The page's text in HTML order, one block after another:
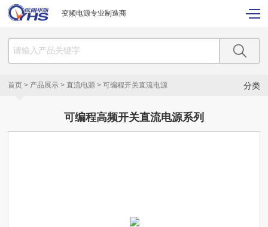
变频电源专业制造商
分类
首页 > 产品展示 >直流电源 >可编程开关直流电源
可编程高频开关直流电源系列